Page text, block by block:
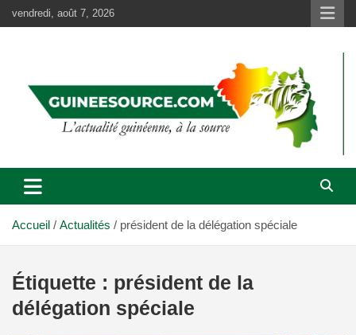
au
vendredi, août 7, 2026
Accueil Actualités président de la délégation spéciale
Étiquette : président de la
délégation spéciale